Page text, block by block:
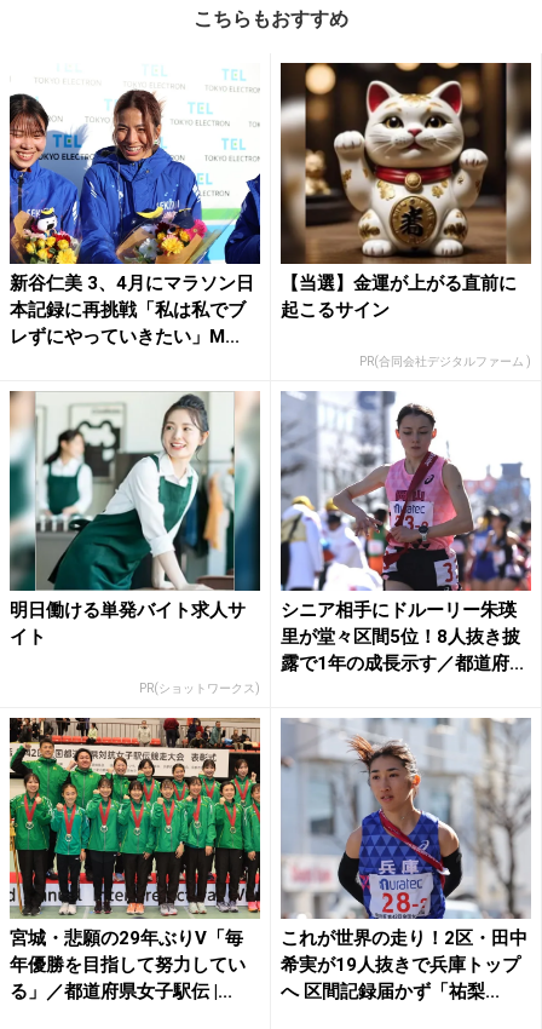
こちらもおすすめ
新谷仁美 3、4月にマラソン日
本記録に再挑戦「私は私でブ
レずにやっていきたい」M...
【当選】金運が上がる直前に
起こるサイン
PR(合同会社デジタルファーム )
明日働ける単発バイト求人サ
イト
PR(ショットワークス)
シニア相手にドルーリー朱瑛
里が堂々区間5位！8人抜き披
露で1年の成長示す／都道府...
宮城・悲願の29年ぶりV「毎
年優勝を目指して努力してい
る」／都道府県女子駅伝 |...
これが世界の走り！2区・田中
希実が19人抜きで兵庫トップ
へ 区間記録届かず「祐梨...